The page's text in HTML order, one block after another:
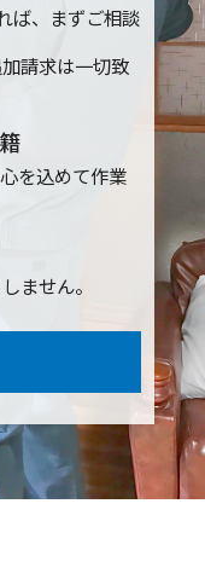
ば、まずご相談
請求は一切致
を込めて作業
ません。